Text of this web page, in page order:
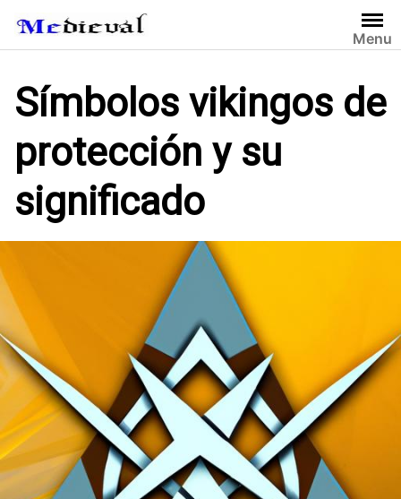
l
t
e
n
d
o
Menu
Símbolos vikingos de
protección y su
significado